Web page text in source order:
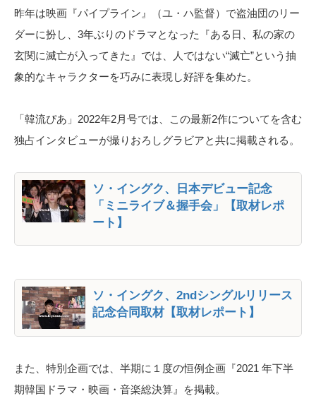
昨年は映画『パイプライン』（ユ・ハ監督）で盗油団のリー
ダーに扮し、3年ぶりのドラマとなった『ある日、私の家の
玄関に滅亡が入ってきた』では、人ではない“滅亡”という抽
象的なキャラクターを巧みに表現し好評を集めた。
「韓流ぴあ」2022年2月号では、この最新2作についてを含む
独占インタビューが撮りおろしグラビアと共に掲載される。
ソ・イングク、日本デビュー記念
「ミニライブ＆握手会」【取材レポ
ート】
ソ・イングク、2ndシングルリリース
記念合同取材【取材レポート】
また、特別企画では、半期に１度の恒例企画『2021 年下半
期韓国ドラマ・映画・音楽総決算』を掲載。